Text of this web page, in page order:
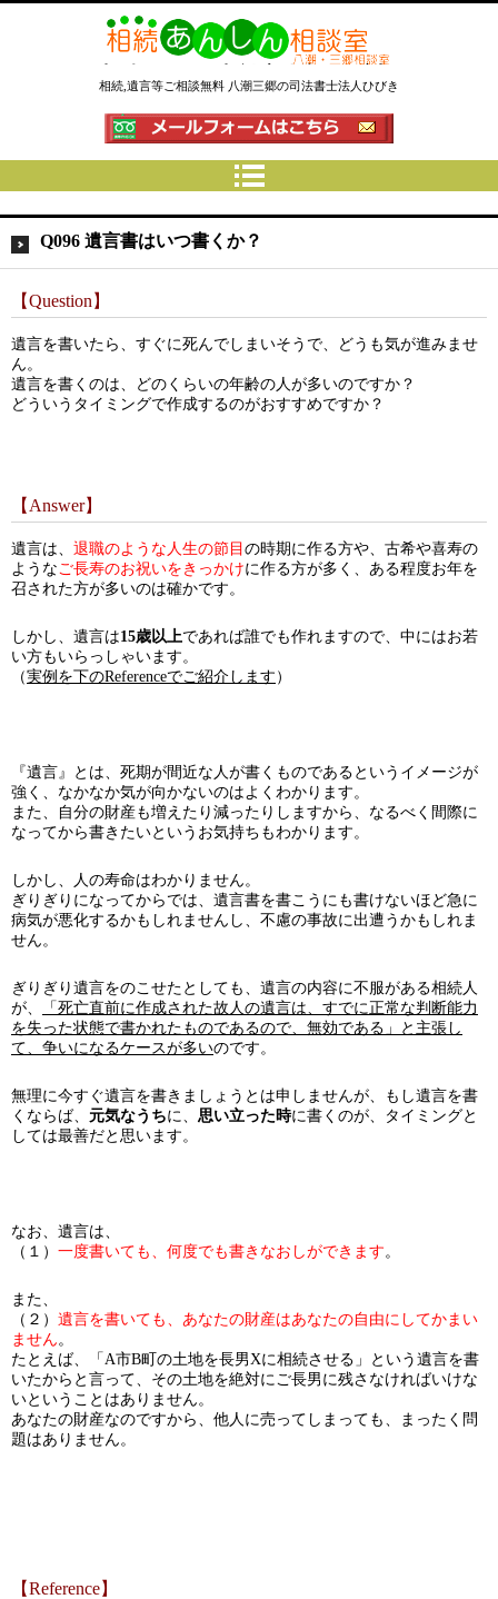
相続あんしん相談室八潮三郷│相
続手続 名義変更 遺言なら埼玉県
の司法書士法人ひびき
相続,遺言等ご相談無料 八潮三郷の司法書士法人ひびき
Q096 遺言書はいつ書くか？
【Question】
遺言を書いたら、すぐに死んでしまいそうで、どうも気が進みませ
ん。
遺言を書くのは、どのくらいの年齢の人が多いのですか？
どういうタイミングで作成するのがおすすめですか？
【Answer】
遺言は、 退職のような人生の節目 の時期に作る方や、古希や喜寿の
ようなご長寿のお祝いをきっかけに作る方が多く、ある程度お年を
召された方が多いのは確かです。
しかし、遺言は15歳以上であれば誰でも作れますので、中にはお若
い方もいらっしゃいます。
（実例を下のReferenceでご紹介します ）
『遺言』とは、死期が間近な人が書くものであるというイメージが
強く、なかなか気が向かないのはよくわかります。
また、自分の財産も増えたり減ったりしますから、なるべく間際に
なってから書きたいというお気持ちもわかります。
しかし、人の寿命はわかりません。
ぎりぎりになってからでは、遺言書を書こうにも書けないほど急に
病気が悪化するかもしれませんし、不慮の事故に出遭うかもしれま
せん。
ぎりぎり遺言をのこせたとしても、遺言の内容に不服がある相続人
が、
「 死亡直前に作成された故人の遺言は、 すでに正常な判断能力
を失った状態で書かれたものであるので、無効である」と主張し
て、争いになるケースが多いのです。
無理に今すぐ遺言を書きましょうとは申しませんが、もし遺言を書
くならば、 元気なうちに、 思い立った時に書くのが、タイミングと
しては最善だと思います。
なお、遺言は、
（１） 一度書いても、何度でも書きなおしができます。
また、
（２） 遺言を書いても、あなたの財産はあなたの自由にしてかまい
ません。
たとえば、「A市B町の土地を長男Xに相続させる」という遺言を書
いたからと言って、その土地を絶対にご長男に残さなければいけな
いということはありません。
あなたの財産なのですから、他人に売ってしまっても、まったく問
題はありません。
【Reference】